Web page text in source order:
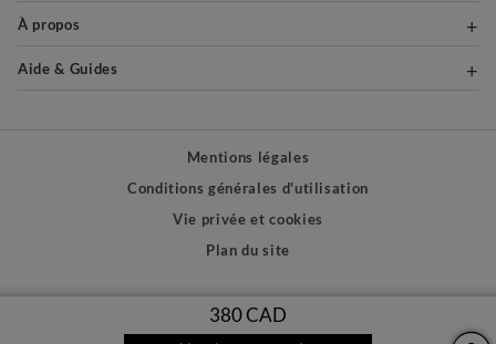
380 CAD
À propos
Aide & Guides
Mentions légales
Conditions générales d'utilisation
Vie privée et cookies
Plan du site
PAIEMENTS SÉCURISÉS